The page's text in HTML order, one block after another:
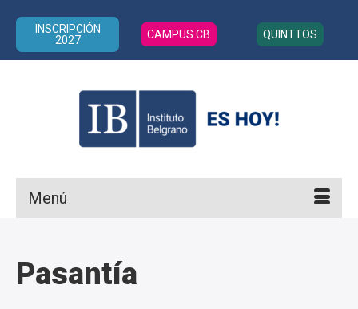
INSCRIPCIÓN
2027
CAMPUS CB QUINTTOS
Menú
Pasantía